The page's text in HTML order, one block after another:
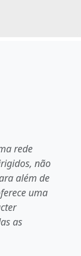
rede
não
além de
uma
as